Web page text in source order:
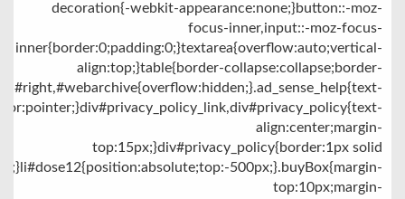
decoration{-webkit-appearance:none;}button::-moz-
focus-inner,input::-moz-focus-
inner{border:0;padding:0;}textarea{overflow:auto;vertical-
align:top;}table{border-collapse:collapse;border-
align:center;margin-
top:15px;}div#privacy_policy{border:1px solid
500px;}.buyBox{margin-
top:10px;margin-